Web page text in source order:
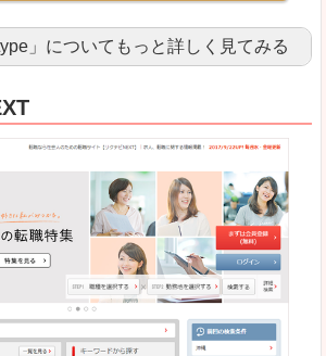
」についてもっと詳しく見てみる
員求人が約80％、正社員で長く働きたい方に
女のワーク＆ライフマガジン「woman type
の掲載数が少ないです。
の掲載情報の文字が小さめで、少し見づらい